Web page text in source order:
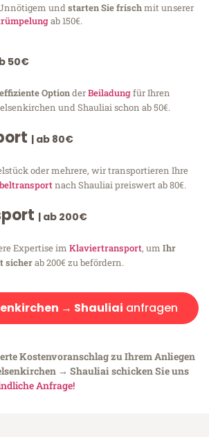
undstarten Sie frischmit unserer
ab 150€.
50€
OptionderBeiladungfür Ihren
und Shauliai schon ab 50€.
| ab 80€
oder mehrere, wir transportieren Ihre
nach Shauliai preiswert ab 80€.
| ab 200€
Expertise im Klaviertransport, um Ihr
sicherab 200€ zu befördern.
→ Shauliai anfragen
Kostenvoranschlag zu Ihrem Anliegen
→ Shauliai schicken Sie uns
Anfrage!